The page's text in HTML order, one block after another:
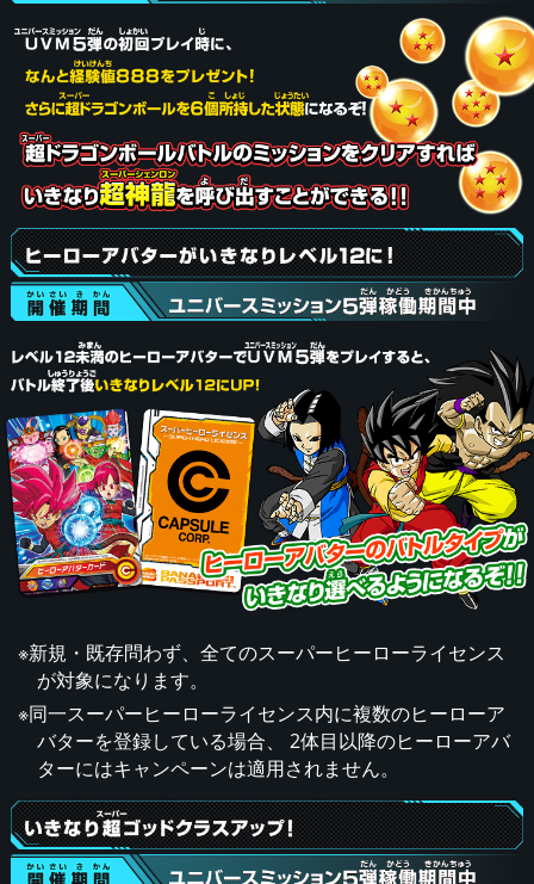
※新規・既存問わず、全てのスーパーヒーローライセンス
が対象になります。
※同一スーパーヒーローライセンス内に複数のヒーローア
バターを登録している場合、 2体目以降のヒーローアバ
ターにはキャンペーンは適用されません。